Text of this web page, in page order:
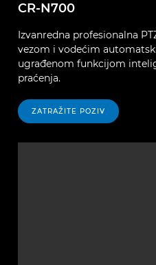
CR-N700
Izvanredna profesionalna
vezom i vodećim
ugrađenom funkcijom
praćenja.
ZATRAŽITE POZIV